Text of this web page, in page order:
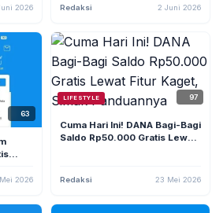
2026
Sembarangan
Redaksi 2 Juni 2026
63
2026
LIFESTYLE 97
Cuma Hari Ini! DANA Bagi-Bagi
Saldo Rp50.000 Gratis Lewat
Redaksi 23 Mei 2026